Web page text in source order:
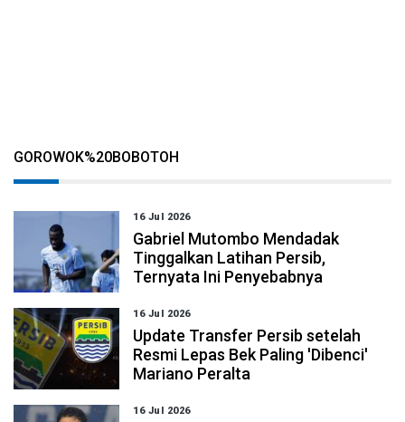
GOROWOK%20BOBOTOH
16 Jul 2026
Gabriel Mutombo Mendadak
Tinggalkan Latihan Persib,
Ternyata Ini Penyebabnya
16 Jul 2026
Update Transfer Persib setelah
Resmi Lepas Bek Paling 'Dibenci'
Mariano Peralta
16 Jul 2026